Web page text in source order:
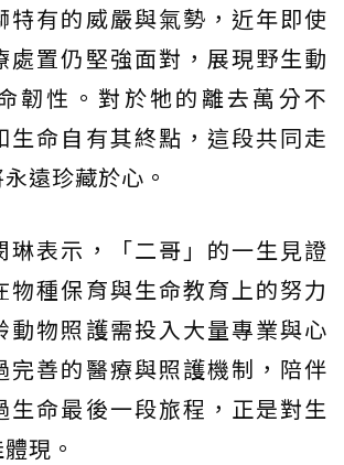
特有的威嚴與氣勢，近年即使
處置仍堅強面對，展現野生動
韌性。對於牠的離去萬分不
生命自有其終點，這段共同走
遠珍藏於心。
琳表示，「二哥」的一生見證
物種保育與生命教育上的努力
動物照護需投入大量專業與心
完善的醫療與照護機制，陪伴
生命最後一段旅程，正是對生
現。